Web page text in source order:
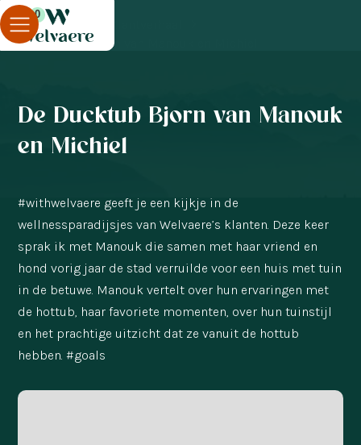
0
Blog
De Ducktub Bjorn van Manouk en Michiel
De Ducktub Bjorn van Manouk
en Michiel
#withwelvaere geeft je een kijkje in de
wellnessparadijsjes van Welvaere’s klanten. Deze keer
sprak ik met Manouk die samen met haar vriend en
hond vorig jaar de stad verruilde voor een huis met tuin
in de betuwe. Manouk vertelt over hun ervaringen met
de hottub, haar favoriete momenten, over hun tuinstijl
en het prachtige uitzicht dat ze vanuit de hottub
hebben. #goals